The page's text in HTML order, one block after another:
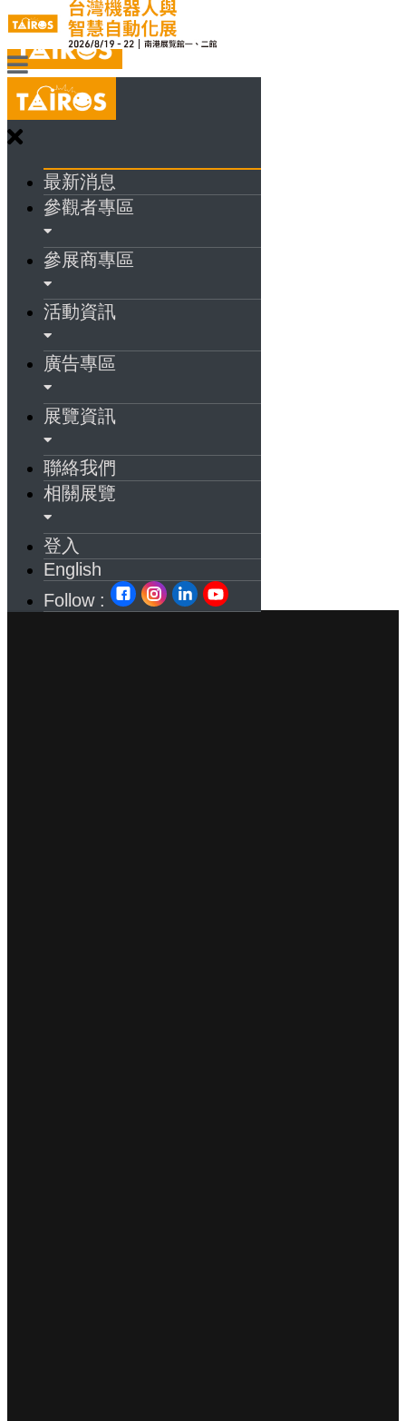
最新消息
參觀者專區
參展商專區
活動資訊
廣告專區
展覽資訊
聯絡我們
相關展覽
登入
English
Follow :